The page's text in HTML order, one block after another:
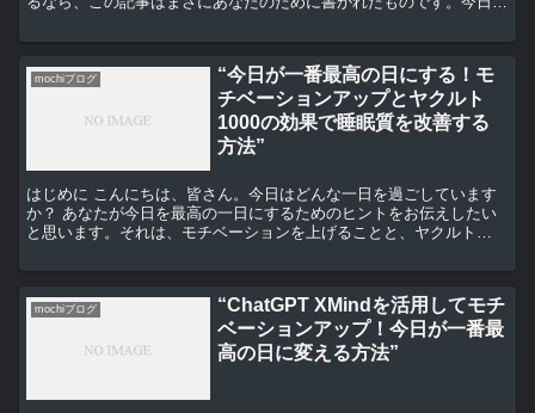
mochiブログ
“今日が一番最高の日にする！モ
チベーションアップとヤクルト
1000の効果で睡眠質を改善する
方法”
はじめに こんにちは、皆さん。今日はどんな一日を過ごしています
か？ あなたが今日を最高の一日にするためのヒントをお伝えしたい
と思います。それは、モチベーションを上げることと、ヤクルト
mochiブログ
“ChatGPT XMindを活用してモチ
ベーションアップ！今日が一番最
高の日に変える方法”